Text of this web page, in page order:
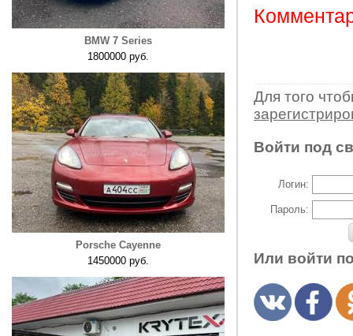
BMW 7 Series
1800000 руб.
Porsche Cayenne
1450000 руб.
Для того
Войти под
Логин:
Пароль:
Или войти